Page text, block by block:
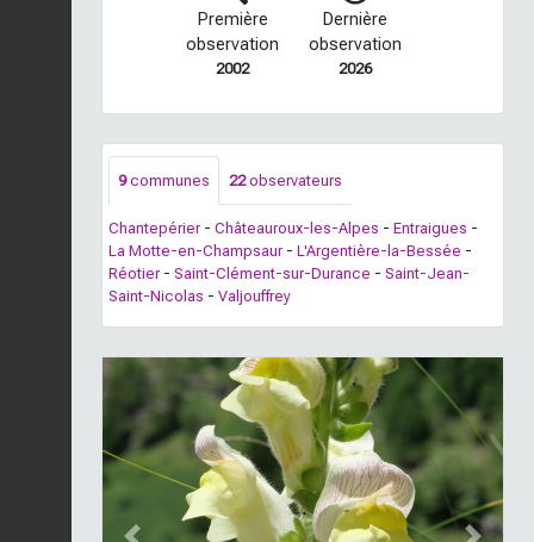
Première
observation
2002
Dernière
observation
2026
9communes 22observateurs
Chantepérier - Châteauroux-les-Alpes - Entraigues -
La Motte-en-Champsaur - L'Argentière-la-Bessée -
Réotier - Saint-Clément-sur-Durance - Saint-Jean-
Saint-Nicolas - Valjouffrey